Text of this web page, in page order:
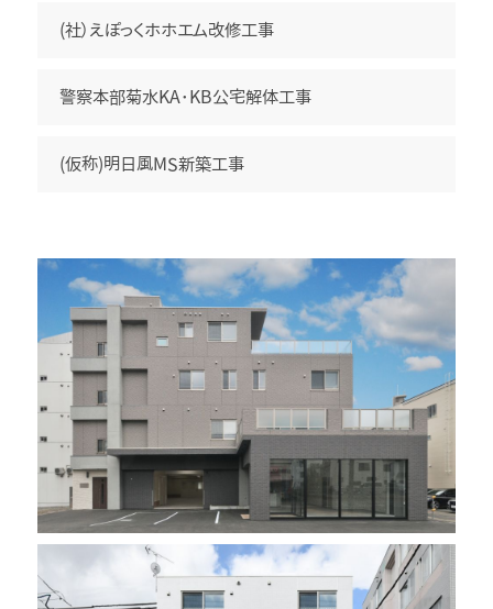
苗穂駅前再開発工事
苗穂駅前再開発工事
北興化学北海道工場
(社）えぽっくホホエム改修工事
警察本部菊水KA･KB公宅解体工事
(仮称)明日風MS新築工事